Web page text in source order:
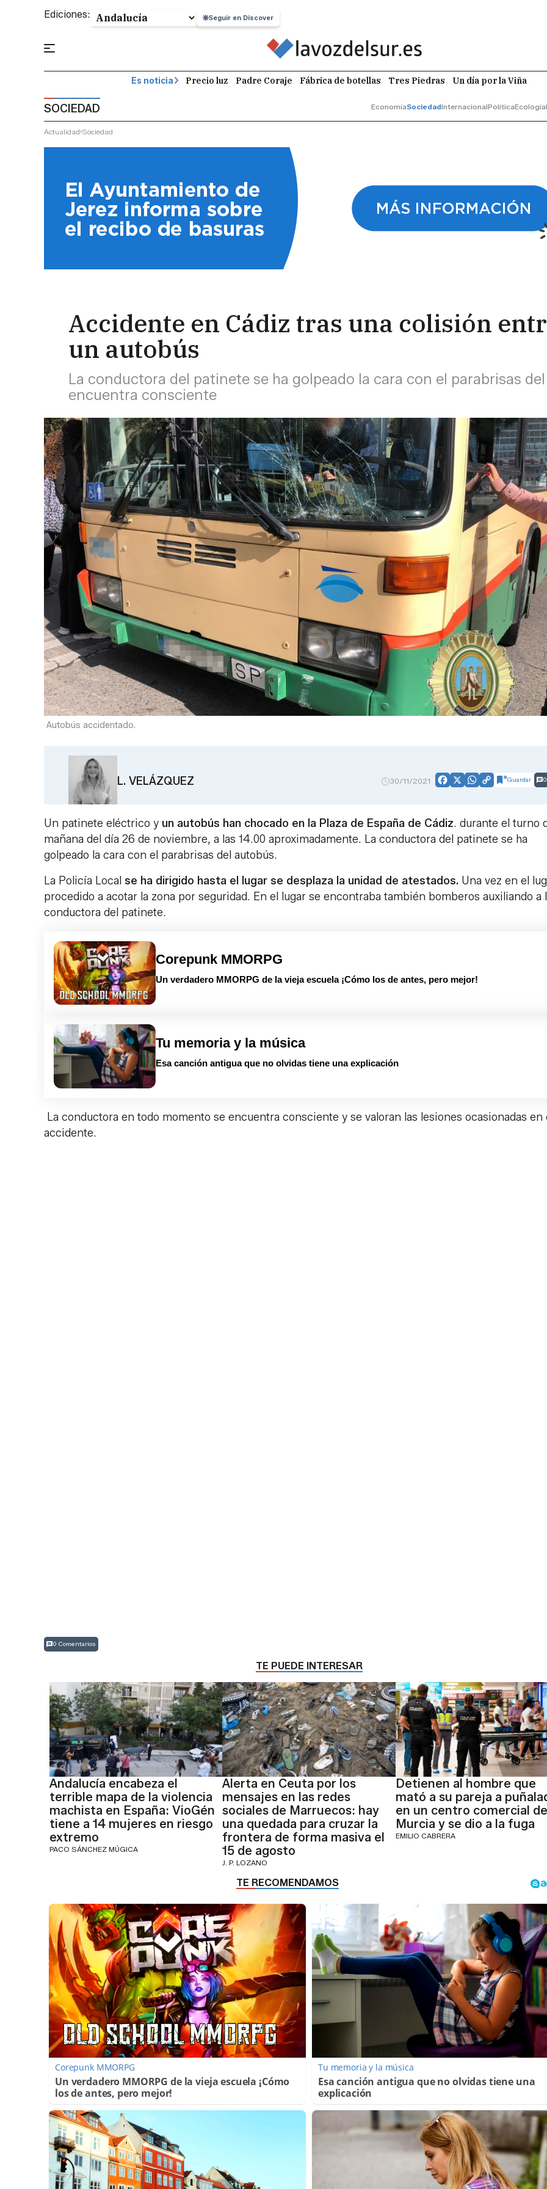
Ediciones: Seguir en Discover
Es noticia Precio luz Padre Coraje Fábrica de botellas Tres Piedras Un día por la Viña
SOCIEDAD EconomíaSociedadInternacionalPolíticaEcología
Actualidad Sociedad
Accidente en Cádiz tras una colisión
un autobús
La conductora del patinete se ha golpeado la cara con el parabrisas
encuentra consciente
Autobús accidentado.
L. VELÁZQUEZ 30/11/2021 Facebook
X WhatsApp
CopyGuardar 0
Un patinete eléctrico y un autobús han chocado en la Plaza de España de Cádiz. durante el turno
mañana del día 26 de noviembre, a las 14.00 aproximadamente. La conductora del patinete se ha
golpeado la cara con el parabrisas del autobús.
La Policía Local se ha dirigido hasta el lugar se desplaza la unidad de atestados. Una vez en el
procedido a acotar la zona por seguridad. En el lugar se encontraba también bomberos auxiliando a
conductora del patinete.
Corepunk MMORPG
Un verdadero MMORPG de la vieja escuela ¡Cómo los de antes, pero mejor!
Tu memoria y la música
Esa canción antigua que no olvidas tiene una explicación
La conductora en todo momento se encuentra consciente y se valoran las lesiones ocasionadas en
accidente.
0 Comentarios
TE PUEDE INTERESAR
Andalucía encabeza el
terrible mapa de la violencia
machista en España: VioGén
tiene a 14 mujeres en riesgo
extremo
PACO SÁNCHEZ MÚGICA
Alerta en Ceuta por los
mensajes en las redes
sociales de Marruecos: hay
una quedada para cruzar la
frontera de forma masiva el
15 de agosto
J. P. LOZANO
Detienen al hombre que
mató a su pareja a
en un centro comercial de
Murcia y se dio a la fuga
EMILIO CABRERA
Corepunk MMORPG
Un verdadero MMORPG de la vieja escuela ¡Cómo
los de antes, pero mejor!
Tu memoria y la música
Esa canción antigua que no olvidas tiene una
explicación